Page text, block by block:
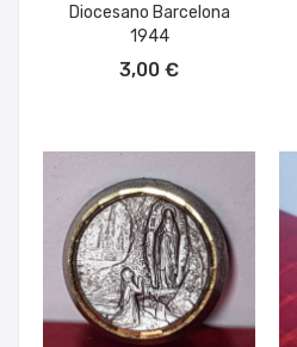
Diocesano Barcelona
1944
3,00 €